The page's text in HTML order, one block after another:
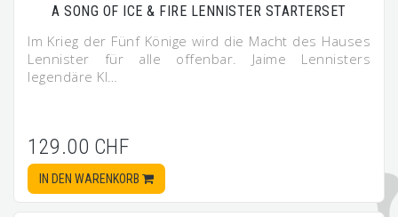
A SONG OF ICE & FIRE LENNISTER STARTERSET
Im Krieg der Fünf Könige wird die Macht des Hauses
Lennister für alle offenbar. Jaime Lennisters
legendäre Kl…
129.00 CHF
IN DEN WARENKORB